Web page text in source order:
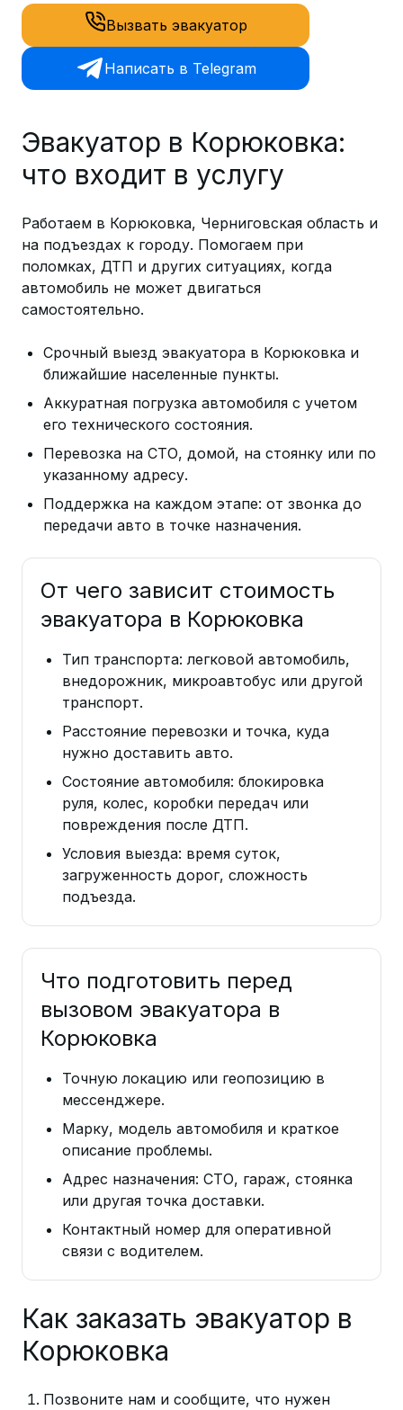
Вызвать эвакуатор
Написать в Telegram
Эвакуатор в Корюковка:
что входит в услугу
Работаем в Корюковка, Черниговская область и
на подъездах к городу. Помогаем при
поломках, ДТП и других ситуациях, когда
автомобиль не может двигаться
самостоятельно.
Срочный выезд эвакуатора в Корюковка и
ближайшие населенные пункты.
Аккуратная погрузка автомобиля с учетом
его технического состояния.
Перевозка на СТО, домой, на стоянку или по
указанному адресу.
Поддержка на каждом этапе: от звонка до
передачи авто в точке назначения.
От чего зависит стоимость
эвакуатора в Корюковка
Тип транспорта: легковой автомобиль,
внедорожник, микроавтобус или другой
транспорт.
Расстояние перевозки и точка, куда
нужно доставить авто.
Состояние автомобиля: блокировка
руля, колес, коробки передач или
повреждения после ДТП.
Условия выезда: время суток,
загруженность дорог, сложность
подъезда.
Что подготовить перед
вызовом эвакуатора в
Корюковка
Точную локацию или геопозицию в
мессенджере.
Марку, модель автомобиля и краткое
описание проблемы.
Адрес назначения: СТО, гараж, стоянка
или другая точка доставки.
Контактный номер для оперативной
связи с водителем.
Как заказать эвакуатор в
Корюковка
Позвоните нам и сообщите, что нужен